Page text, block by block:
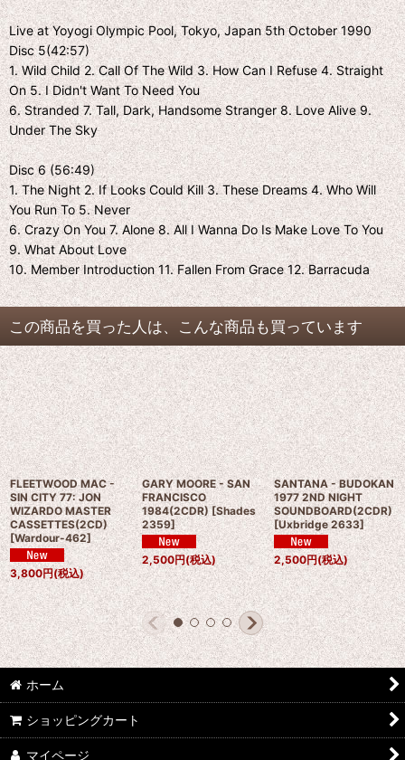
Live at Yoyogi Olympic Pool, Tokyo, Japan 5th October 1990
Disc 5(42:57)
1. Wild Child 2. Call Of The Wild 3. How Can I Refuse 4. Straight
On 5. I Didn't Want To Need You
6. Stranded 7. Tall, Dark, Handsome Stranger 8. Love Alive 9.
Under The Sky
Disc 6 (56:49)
1. The Night 2. If Looks Could Kill 3. These Dreams 4. Who Will
You Run To 5. Never
6. Crazy On You 7. Alone 8. All I Wanna Do Is Make Love To You
9. What About Love
10. Member Introduction 11. Fallen From Grace 12. Barracuda
この商品を買った人は、こんな商品も買っています
FLEETWOOD MAC -
SIN CITY 77: JON
WIZARDO MASTER
CASSETTES(2CD)
[Wardour-462]
3,800円(税込)
GARY MOORE - SAN
FRANCISCO
1984(2CDR) [Shades
2359]
2,500円(税込)
SANTANA - BUDOKAN
1977 2ND NIGHT
SOUNDBOARD(2CDR)
[Uxbridge 2633]
2,500円(税込)
ホーム
ショッピングカート
マイページ